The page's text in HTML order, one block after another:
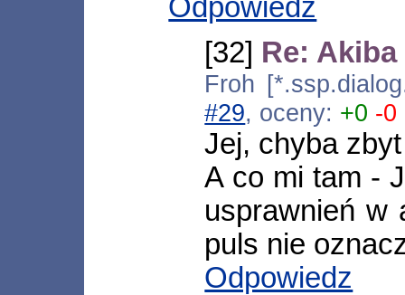
Odpowiedz
[32] Re: Akiba
Froh
#29, oceny: +0 -0
Jej, chyba
A co mi tam -
usprawnień w
puls nie
Odpowiedz